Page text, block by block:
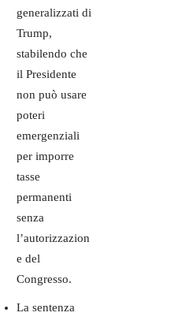
generalizzati di
Trump,
stabilendo che
il Presidente
non può usare
poteri
emergenziali
per imporre
tasse
permanenti
senza
l’autorizzazion
e del
Congresso.
La sentenza